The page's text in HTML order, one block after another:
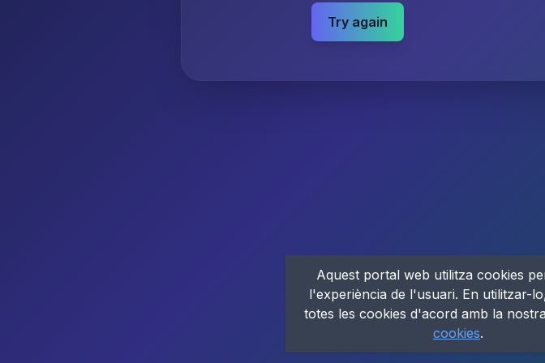
Try again
Aquest portal web utilitza cookies
l'experiència de l'usuari. En utilitzar-
totes les cookies d'acord amb la nostra
cookies.